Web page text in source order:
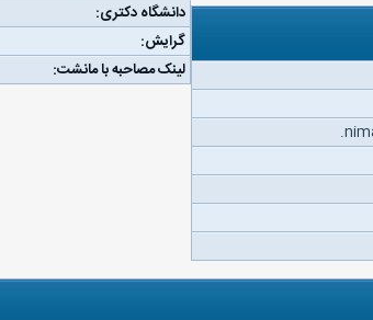
دانشگاه دکتری:
گرایش:
لینک مصاحبه با مانشت: